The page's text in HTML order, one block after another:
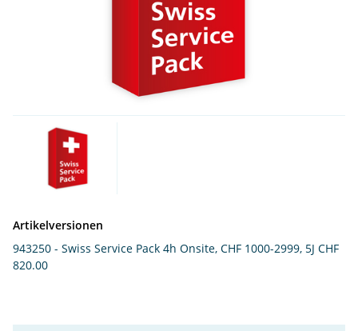
Artikelversionen
943250 - Swiss Service Pack 4h Onsite, CHF 1000-2999, 5J CHF
820.00